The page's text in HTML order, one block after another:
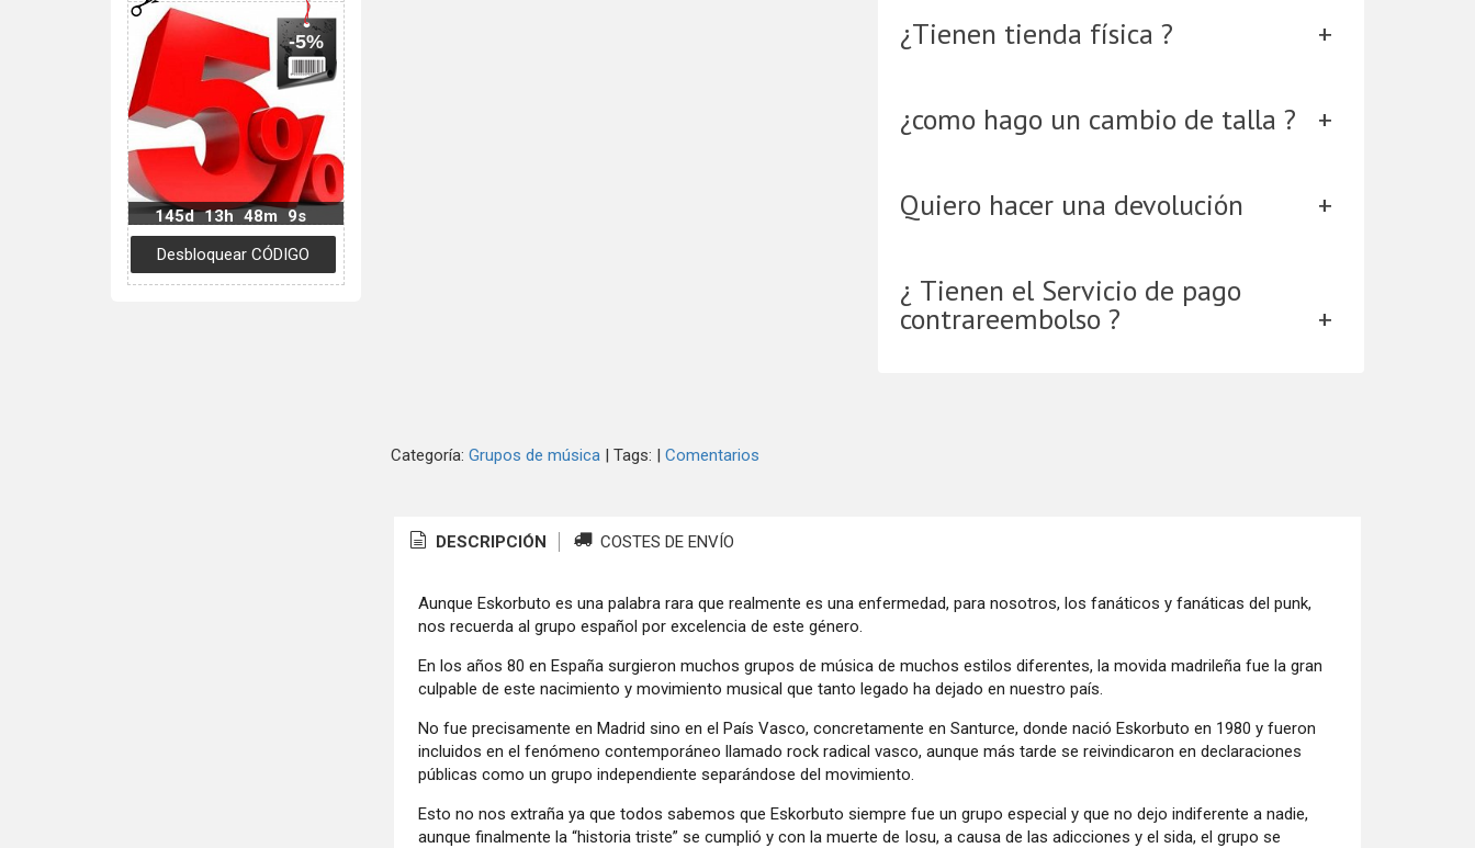
-5%
145d 13h 48m 8s
¿Tienen tienda física ?
¿como hago un cambio de talla ?
Quiero hacer una devolución
¿ Tienen el Servicio de pago
contrareembolso ?
Categoría: Grupos de música| Tags: | Comentarios
DESCRIPCIÓN COSTES DE ENVÍO
Aunque Eskorbuto es una palabra rara que realmente es una enfermedad, para nosotros, los fanáticos y fanáticas del punk,
nos recuerda al grupo español por excelencia de este género.
En los años 80 en España surgieron muchos grupos de música de muchos estilos diferentes, la movida madrileña fue la gran
culpable de este nacimiento y movimiento musical que tanto legado ha dejado en nuestro país.
No fue precisamente en Madrid sino en el País Vasco, concretamente en Santurce, donde nació Eskorbuto en 1980 y fueron
incluidos en el fenómeno contemporáneo llamado rock radical vasco, aunque más tarde se reivindicaron en declaraciones
públicas como un grupo independiente separándose del movimiento.
Esto no nos extraña ya que todos sabemos que Eskorbuto siempre fue un grupo especial y que no dejo indiferente a nadie,
aunque finalmente la “historia triste” se cumplió y con la muerte de Iosu, a causa de las adicciones y el sida, el grupo se